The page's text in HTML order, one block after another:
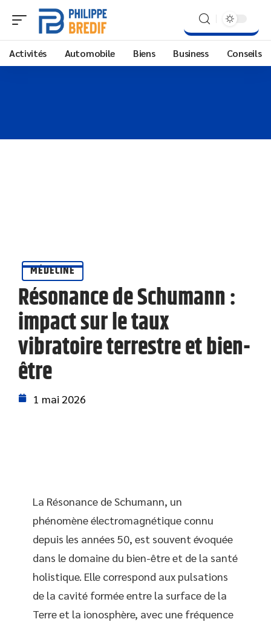
Activités Automobile Biens Business Conseils
MÉDECINE
Résonance de Schumann :
impact sur le taux
vibratoire terrestre et bien-
être
1 mai 2026
La Résonance de Schumann, un
phénomène électromagnétique connu
depuis les années 50, est souvent évoquée
dans le domaine du bien-être et de la santé
holistique. Elle correspond aux pulsations
de la cavité formée entre la surface de la
Terre et la ionosphère, avec une fréquence